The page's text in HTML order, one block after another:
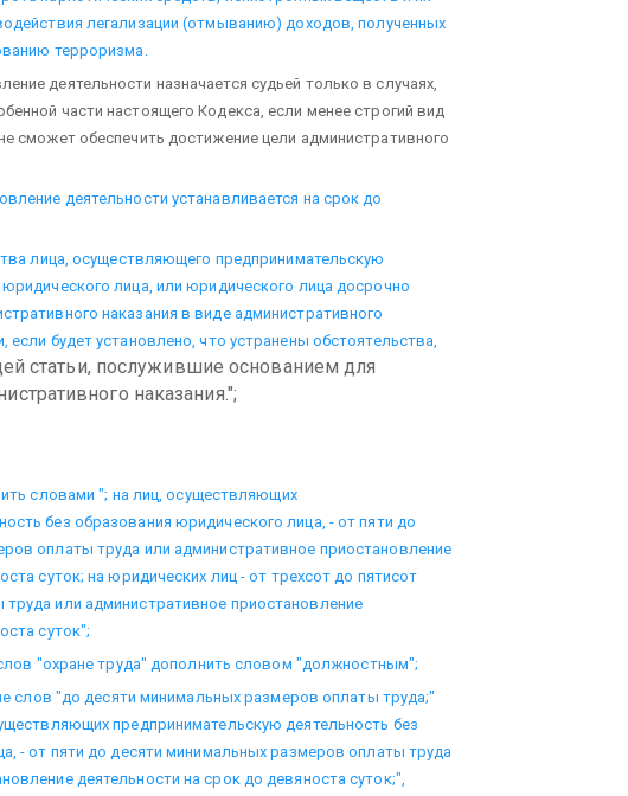
легализации (отмыванию) доходов, полученных
терроризма.
деятельности назначается судьей только в случаях,
части настоящего Кодекса, если менее строгий вид
сможет обеспечить достижение цели административного
деятельности устанавливается на срок до
лица, осуществляющего предпринимательскую
лица, или юридического лица досрочно
наказания в виде административного
если будет установлено, что устранены обстоятельства,
статьи, послужившие основанием для
наказания.";
словами "; на лиц, осуществляющих
без образования юридического лица, - от пяти до
оплаты труда или административное приостановление
суток; на юридических лиц - от трехсот до пятисот
или административное приостановление
суток";
"охране труда" дополнить словом "должностным";
слов "до десяти минимальных размеров оплаты труда;"
предпринимательскую деятельность без
- от пяти до десяти минимальных размеров оплаты труда
деятельности на срок до девяноста суток;",